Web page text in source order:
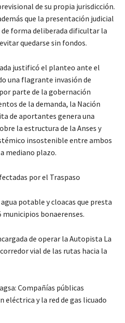
de su propia jurisdicción.
que la presentación judicial
de forma deliberada dificultar la
quedarse sin fondos.
justificó el planteo ante el
una flagrante invasión de
parte de la gobernación
de la demanda, la Nación
de aportantes genera una
la estructura de la Anses y
insostenible entre ambos
mediano plazo.
por el Traspaso
potable y cloacas que presta
municipios bonaerenses.
de operar la Autopista La
vial de las rutas hacia la
Compañías públicas
eléctrica y la red de gas licuado